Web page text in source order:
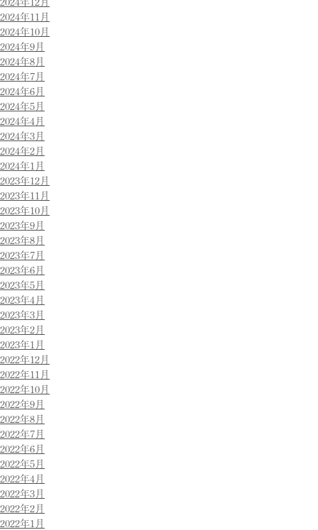
2024年11月
2024年10月
2024年9月
2024年8月
2024年7月
2024年6月
2024年5月
2024年4月
2024年3月
2024年2月
2024年1月
2023年12月
2023年11月
2023年10月
2023年9月
2023年8月
2023年7月
2023年6月
2023年5月
2023年4月
2023年3月
2023年2月
2023年1月
2022年12月
2022年11月
2022年10月
2022年9月
2022年8月
2022年7月
2022年6月
2022年5月
2022年4月
2022年3月
2022年2月
2022年1月